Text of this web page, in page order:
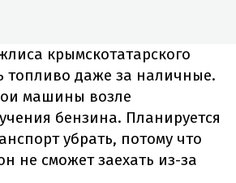
крымскотатарского
топливо даже за наличные.
машины возле
бензина. Планируется
убрать, потому что
не сможет заехать из-за